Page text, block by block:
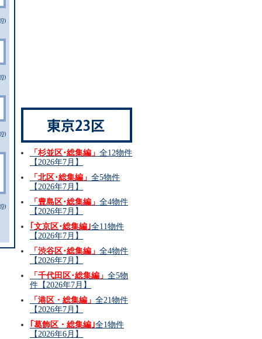
「杉並区･総集編」 全12物件
【2026年7月】
「北区･総集編」 全5物件
【2026年7月】
「豊島区･総集編」 全4物件
【2026年7月】
｢文京区･総集編｣全11物件
【2026年7月】
「渋谷区･総集編」 全4物件
【2026年7月】
「千代田区･総集編」 全5物
件【2026年7月】
「港区・総集編」 全21物件
【2026年7月】
｢葛飾区・総集編｣全1物件
【2026年6月】